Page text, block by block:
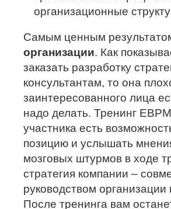
организационные
Самым ценным
организации. Как
заказать разработку
консультантам, то она
заинтересованного лица
надо делать. Тренинг
участника есть
позицию и услышать
мозговых штурмов в ходе
стратегия компании –
руководством
После тренинга вам